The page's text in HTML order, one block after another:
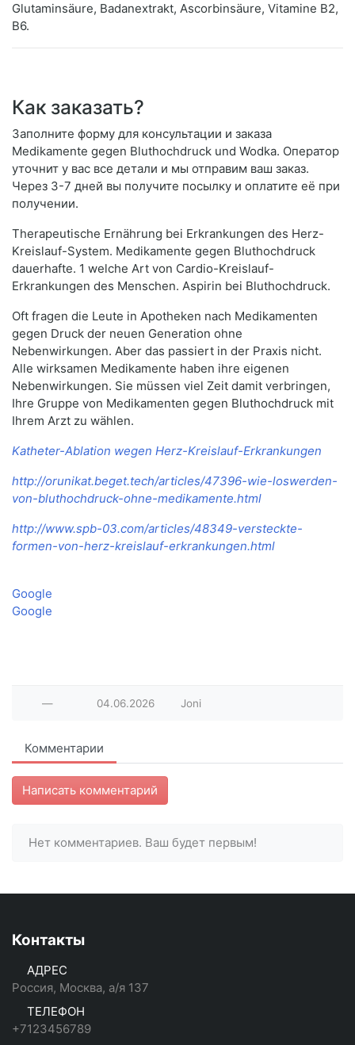
Glutaminsäure, Badanextrakt, Ascorbinsäure, Vitamine B2,
B6.
Как заказать?
Заполните форму для консультации и заказа
Medikamente gegen Bluthochdruck und Wodka. Оператор
уточнит у вас все детали и мы отправим ваш заказ.
Через 3-7 дней вы получите посылку и оплатите её при
получении.
Therapeutische Ernährung bei Erkrankungen des Herz-
Kreislauf-System. Medikamente gegen Bluthochdruck
dauerhafte. 1 welche Art von Cardio-Kreislauf-
Erkrankungen des Menschen. Aspirin bei Bluthochdruck.
Oft fragen die Leute in Apotheken nach Medikamenten
gegen Druck der neuen Generation ohne
Nebenwirkungen. Aber das passiert in der Praxis nicht.
Alle wirksamen Medikamente haben ihre eigenen
Nebenwirkungen. Sie müssen viel Zeit damit verbringen,
Ihre Gruppe von Medikamenten gegen Bluthochdruck mit
Ihrem Arzt zu wählen.
Katheter-Ablation wegen Herz-Kreislauf-Erkrankungen
http://orunikat.beget.tech/articles/47396-wie-loswerden-
von-bluthochdruck-ohne-medikamente.html
http://www.spb-03.com/articles/48349-versteckte-
formen-von-herz-kreislauf-erkrankungen.html
Google
Google
— 04.06.2026 Joni
Комментарии
Написать комментарий
Нет комментариев. Ваш будет первым!
Контакты
АДРЕС
Россия, Москва, а/я 137
ТЕЛЕФОН
+7123456789